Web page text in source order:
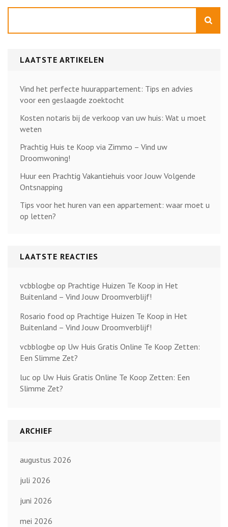
LAATSTE ARTIKELEN
Vind het perfecte huurappartement: Tips en advies
voor een geslaagde zoektocht
Kosten notaris bij de verkoop van uw huis: Wat u moet
weten
Prachtig Huis te Koop via Zimmo – Vind uw
Droomwoning!
Huur een Prachtig Vakantiehuis voor Jouw Volgende
Ontsnapping
Tips voor het huren van een appartement: waar moet u
op letten?
LAATSTE REACTIES
vcbblogbe op Prachtige Huizen Te Koop in Het
Buitenland – Vind Jouw Droomverblijf!
Rosario food op Prachtige Huizen Te Koop in Het
Buitenland – Vind Jouw Droomverblijf!
vcbblogbe op Uw Huis Gratis Online Te Koop Zetten:
Een Slimme Zet?
luc op Uw Huis Gratis Online Te Koop Zetten: Een
Slimme Zet?
ARCHIEF
augustus 2026
juli 2026
juni 2026
mei 2026